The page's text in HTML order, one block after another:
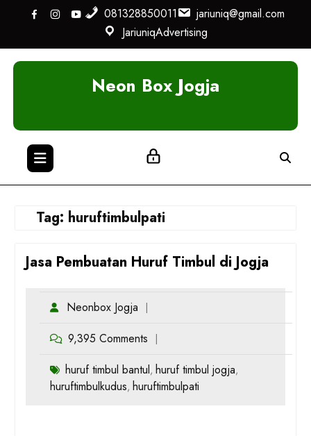
081328850011
jariuniq@gmail.com
JariuniqAdvertising
Neon Box Jogja
Tag: huruftimbulpati
Jasa Pembuatan Huruf Timbul di Jogja
Neonbox Jogja
9,395 Comments
huruf timbul bantul, huruf timbul jogja,
huruftimbulkudus, huruftimbulpati